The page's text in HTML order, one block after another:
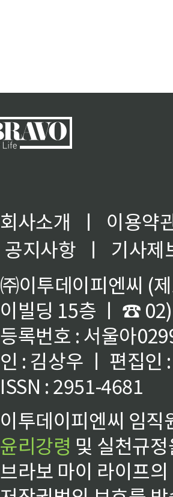
회사소개 ㅣ
이용약
공지사항
ㅣ
기사제
㈜이투데이피엔씨 (
이빌딩 15층 ㅣ ☎
등록번호 : 서울아
인 : 김상우 ㅣ 편집인
ISSN : 2951-4681
이투데이피엔씨 임
윤리강령 및 실천규
브라보 마이 라이프